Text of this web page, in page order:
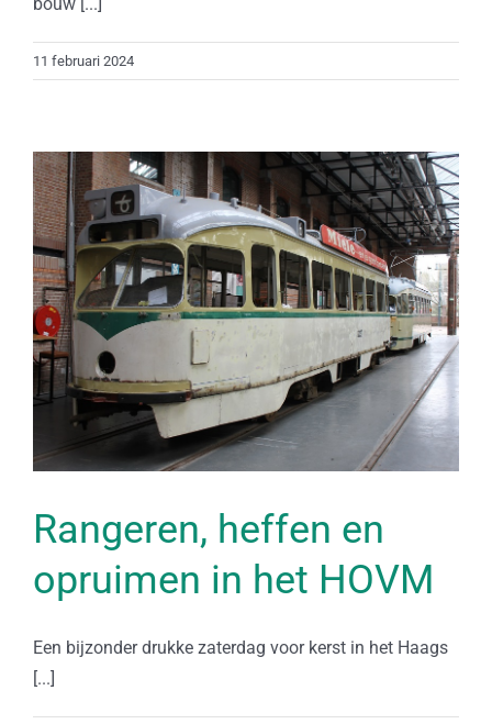
11 februari 2024
Rangeren, heffen en
opruimen in het HOVM
Een bijzonder drukke zaterdag voor kerst in het Haags
[...]